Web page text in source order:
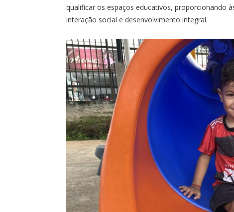
qualificar os espaços educativos, proporcionando
interação social e desenvolvimento integral.